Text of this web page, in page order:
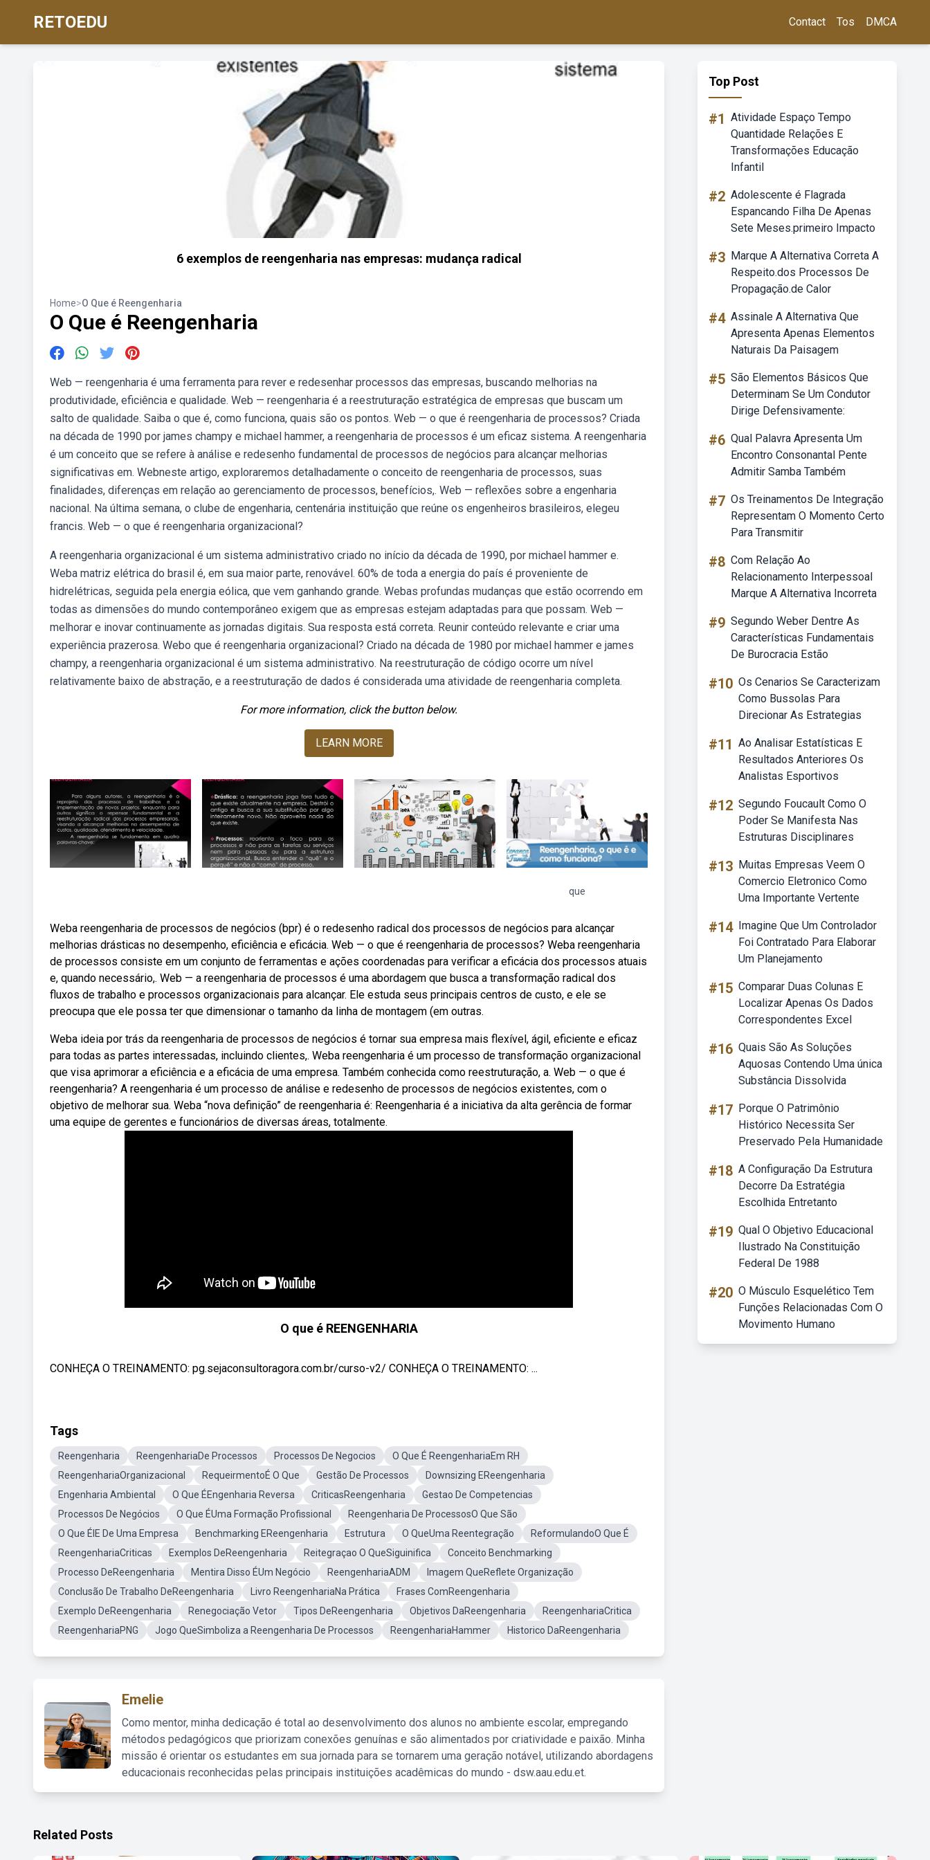
RETOEDU Contact Tos DMCA
6 exemplos de reengenharia nas empresas: mudança radical
Home>O Que é Reengenharia
O Que é Reengenharia
Web — reengenharia é uma ferramenta para rever e redesenhar processos das empresas, buscando melhorias na
produtividade, eficiência e qualidade. Web — reengenharia é a reestruturação estratégica de empresas que buscam um
salto de qualidade. Saiba o que é, como funciona, quais são os pontos. Web — o que é reengenharia de processos? Criada
na década de 1990 por james champy e michael hammer, a reengenharia de processos é um eficaz sistema. A reengenharia
é um conceito que se refere à análise e redesenho fundamental de processos de negócios para alcançar melhorias
significativas em. Webneste artigo, exploraremos detalhadamente o conceito de reengenharia de processos, suas
finalidades, diferenças em relação ao gerenciamento de processos, benefícios,. Web — reflexões sobre a engenharia
nacional. Na última semana, o clube de engenharia, centenária instituição que reúne os engenheiros brasileiros, elegeu
francis. Web — o que é reengenharia organizacional?
A reengenharia organizacional é um sistema administrativo criado no início da década de 1990, por michael hammer e.
Weba matriz elétrica do brasil é, em sua maior parte, renovável. 60% de toda a energia do país é proveniente de
hidrelétricas, seguida pela energia eólica, que vem ganhando grande. Webas profundas mudanças que estão ocorrendo em
todas as dimensões do mundo contemporâneo exigem que as empresas estejam adaptadas para que possam. Web —
melhorar e inovar continuamente as jornadas digitais. Sua resposta está correta. Reunir conteúdo relevante e criar uma
experiência prazerosa. Webo que é reengenharia organizacional? Criado na década de 1980 por michael hammer e james
champy, a reengenharia organizacional é um sistema administrativo. Na reestruturação de código ocorre um nível
relativamente baixo de abstração, e a reestruturação de dados é considerada uma atividade de reengenharia completa.
For more information, click the button below.
LEARN MORE
que
Weba reengenharia de processos de negócios (bpr) é o redesenho radical dos processos de negócios para alcançar
melhorias drásticas no desempenho, eficiência e eficácia. Web — o que é reengenharia de processos? Weba reengenharia
de processos consiste em um conjunto de ferramentas e ações coordenadas para verificar a eficácia dos processos atuais
e, quando necessário,. Web — a reengenharia de processos é uma abordagem que busca a transformação radical dos
fluxos de trabalho e processos organizacionais para alcançar. Ele estuda seus principais centros de custo, e ele se
preocupa que ele possa ter que dimensionar o tamanho da linha de montagem (em outras.
Weba ideia por trás da reengenharia de processos de negócios é tornar sua empresa mais flexível, ágil, eficiente e eficaz
para todas as partes interessadas, incluindo clientes,. Weba reengenharia é um processo de transformação organizacional
que visa aprimorar a eficiência e a eficácia de uma empresa. Também conhecida como reestruturação, a. Web — o que é
reengenharia? A reengenharia é um processo de análise e redesenho de processos de negócios existentes, com o
objetivo de melhorar sua. Weba “nova definição” de reengenharia é: Reengenharia é a iniciativa da alta gerência de formar
uma equipe de gerentes e funcionários de diversas áreas, totalmente.
O que é REENGENHARIA
CONHEÇA O TREINAMENTO: pg.sejaconsultoragora.com.br/curso-v2/ CONHEÇA O TREINAMENTO: ...
Tags
Reengenharia ReengenhariaDe Processos Processos De Negocios
O Que É ReengenhariaEm RH
ReengenhariaOrganizacional
RequeirmentoÉ O Que Gestão De Processos
Downsizing EReengenharia
Engenharia Ambiental
O Que ÉEngenharia Reversa CriticasReengenharia
Gestao De Competencias
Processos De Negócios
O Que ÉUma Formação Profissional
Reengenharia De ProcessosO Que São
O Que ÉIE De Uma Empresa
Benchmarking EReengenharia Estrutura O QueUma Reentegração
ReformulandoO Que É
ReengenhariaCriticas
Exemplos DeReengenharia Reitegraçao O QueSiguinifica
Conceito Benchmarking
Processo DeReengenharia
Mentira Disso ÉUm Negócio ReengenhariaADM
Imagem QueReflete Organização
Conclusão De Trabalho DeReengenharia
Livro ReengenhariaNa Prática
Frases ComReengenharia
Exemplo DeReengenharia
Renegociação Vetor Tipos DeReengenharia Objetivos DaReengenharia
ReengenhariaCritica
ReengenhariaPNG
Jogo QueSimboliza a Reengenharia De Processos ReengenhariaHammer Historico DaReengenharia
Emelie
Como mentor, minha dedicação é total ao desenvolvimento dos alunos no ambiente escolar, empregando
métodos pedagógicos que priorizam conexões genuínas e são alimentados por criatividade e paixão. Minha
missão é orientar os estudantes em sua jornada para se tornarem uma geração notável, utilizando abordagens
educacionais reconhecidas pelas principais instituições acadêmicas do mundo - dsw.aau.edu.et.
Top Post
#1 Atividade Espaço Tempo
Quantidade Relações E
Transformações Educação
Infantil
#2 Adolescente é Flagrada
Espancando Filha De Apenas
Sete Meses.primeiro Impacto
#3 Marque A Alternativa Correta A
Respeito.dos Processos De
Propagação.de Calor
#4 Assinale A Alternativa Que
Apresenta Apenas Elementos
Naturais Da Paisagem
#5 São Elementos Básicos Que
Determinam Se Um Condutor
Dirige Defensivamente:
#6 Qual Palavra Apresenta Um
Encontro Consonantal Pente
Admitir Samba Também
#7 Os Treinamentos De Integração
Representam O Momento Certo
Para Transmitir
#8 Com Relação Ao
Relacionamento Interpessoal
Marque A Alternativa Incorreta
#9 Segundo Weber Dentre As
Características Fundamentais
De Burocracia Estão
#10 Os Cenarios Se Caracterizam
Como Bussolas Para
Direcionar As Estrategias
#11 Ao Analisar Estatísticas E
Resultados Anteriores Os
Analistas Esportivos
#12 Segundo Foucault Como O
Poder Se Manifesta Nas
Estruturas Disciplinares
#13 Muitas Empresas Veem O
Comercio Eletronico Como
Uma Importante Vertente
#14 Imagine Que Um Controlador
Foi Contratado Para Elaborar
Um Planejamento
#15 Comparar Duas Colunas E
Localizar Apenas Os Dados
Correspondentes Excel
#16 Quais São As Soluções
Aquosas Contendo Uma única
Substância Dissolvida
#17 Porque O Patrimônio
Histórico Necessita Ser
Preservado Pela Humanidade
#18 A Configuração Da Estrutura
Decorre Da Estratégia
Escolhida Entretanto
#19 Qual O Objetivo Educacional
Ilustrado Na Constituição
Federal De 1988
#20 O Músculo Esquelético Tem
Funções Relacionadas Com O
Movimento Humano
Related Posts